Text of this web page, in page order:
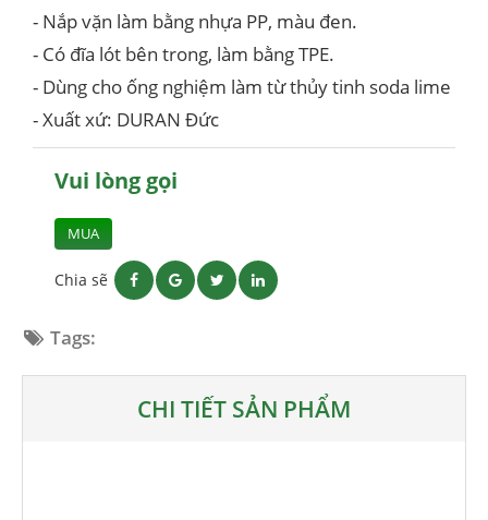
- Nắp vặn làm bằng nhựa PP, màu đen.
- Có đĩa lót bên trong, làm bằng TPE.
- Dùng cho ống nghiệm làm từ thủy tinh soda lime
- Xuất xứ: DURAN Đức
Vui lòng gọi
MUA
Chia sẽ
Tags:
CHI TIẾT SẢN PHẨM